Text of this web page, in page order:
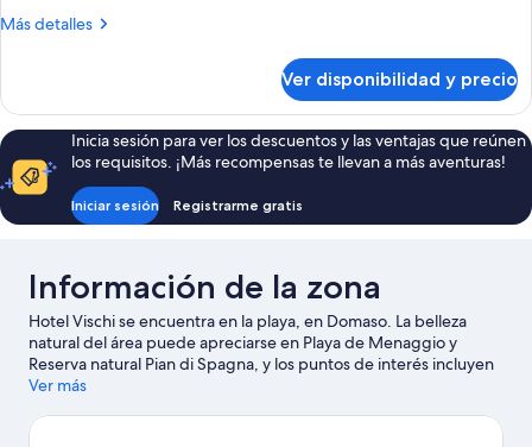
Más detalles
Más
triple
Confort
Ver disponibilidad y precio
Inicia sesión para ver los descuentos y las ventajas que reúnen
los requisitos. ¡Más recompensas te llevan a más aventuras!
Iniciar sesión Registrarme gratis
Información de la zona
Hotel Vischi se encuentra en la playa, en Domaso. La belleza
natural del área puede apreciarse en Playa de Menaggio y
Reserva natural Pian di Spagna, y los puntos de interés incluyen
Escuela Náutica Gini y Fratelli Ciapponi. También vale la pena
puedes practicar actividades como windsurf y pesca, o disfrutar
Ver más